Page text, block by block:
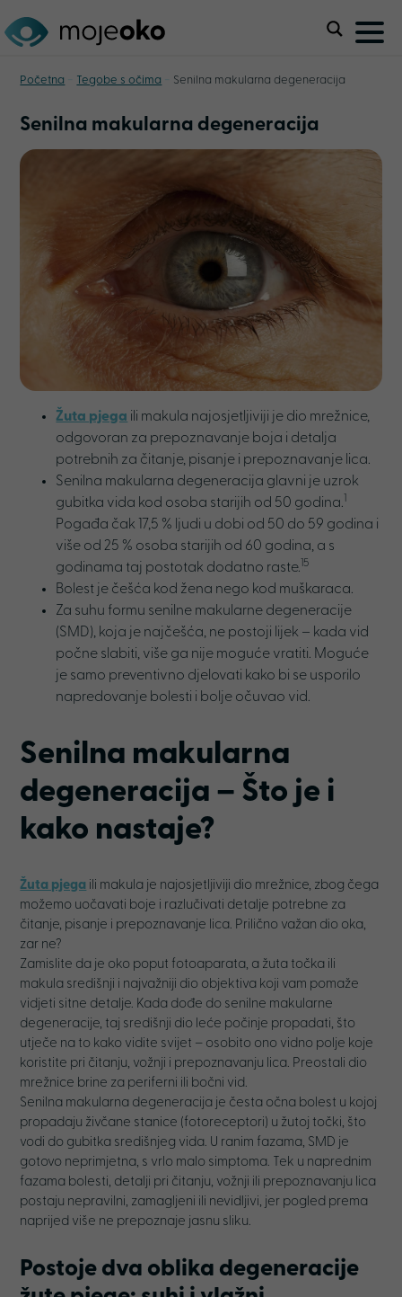
Početna Tegobe s očima Senilna makularna degeneracija
Senilna makularna degeneracija
Žuta pjega ili makula najosjetljiviji je dio mrežnice,
odgovoran za prepoznavanje boja i detalja
potrebnih za čitanje, pisanje i prepoznavanje lica.
Senilna makularna degeneracija glavni je uzrok
gubitka vida kod osoba starijih od 50 godina.
Pogađa čak 17,5 % ljudi u dobi od 50 do 59 godina i
više od 25 % osoba starijih od 60 godina, a s
godinama taj postotak dodatno raste. 15
Bolest je češća kod žena nego kod muškaraca.
Za suhu formu senilne makularne degeneracije
(SMD), koja je najčešća, ne postoji lijek – kada vid
počne slabiti, više ga nije moguće vratiti. Moguće
je samo preventivno djelovati kako bi se usporilo
napredovanje bolesti i bolje očuvao vid.
Senilna makularna
degeneracija – Što je i
kako nastaje?
Žuta pjega ili makula je najosjetljiviji dio mrežnice, zbog čega
možemo uočavati boje i razlučivati detalje potrebne za
čitanje, pisanje i prepoznavanje lica. Prilično važan dio oka,
zar ne?
Zamislite da je oko poput fotoaparata, a žuta točka ili
makula središnji i najvažniji dio objektiva koji vam pomaže
vidjeti sitne detalje. Kada dođe do senilne makularne
degeneracije, taj središnji dio leće počinje propadati, što
utječe na to kako vidite svijet – osobito ono vidno polje koje
koristite pri čitanju, vožnji i prepoznavanju lica. Preostali dio
mrežnice brine za periferni ili bočni vid.
Senilna makularna degeneracija je česta očna bolest u kojoj
propadaju živčane stanice (fotoreceptori) u žutoj točki, što
vodi do gubitka središnjeg vida. U ranim fazama, SMD je
gotovo neprimjetna, s vrlo malo simptoma. Tek u naprednim
fazama bolesti, detalji pri čitanju, vožnji ili prepoznavanju lica
postaju nepravilni, zamagljeni ili nevidljivi, jer pogled prema
naprijed više ne prepoznaje jasnu sliku.
Postoje dva oblika degeneracije